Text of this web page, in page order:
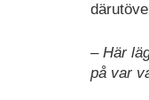
– Här
på var